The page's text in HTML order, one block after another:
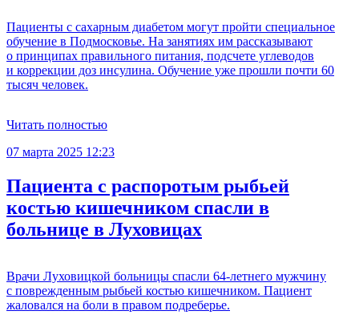
Пациенты с сахарным диабетом могут пройти специальное
обучение в Подмосковье. На занятиях им рассказывают
о принципах правильного питания, подсчете углеводов
и коррекции доз инсулина. Обучение уже прошли почти 60
тысяч человек.
Читать полностью
07 марта 2025 12:23
Пациента с распоротым рыбьей
костью кишечником спасли в
больнице в Луховицах
Врачи Луховицкой больницы спасли 64-летнего мужчину
с поврежденным рыбьей костью кишечником. Пациент
жаловался на боли в правом подреберье.